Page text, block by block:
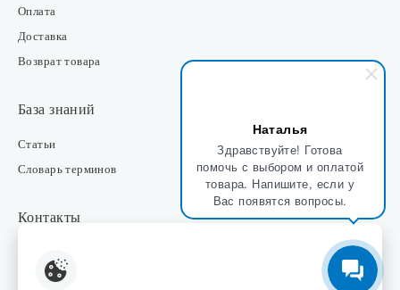
Наталья
Здравствуйте! Готова
помочь с выбором и оплатой
товара. Напишите, если у
Вас появятся вопросы.
Оплата
Доставка
Возврат товара
База знаний
Статьи
Словарь терминов
Контакты
Интернет-магазин